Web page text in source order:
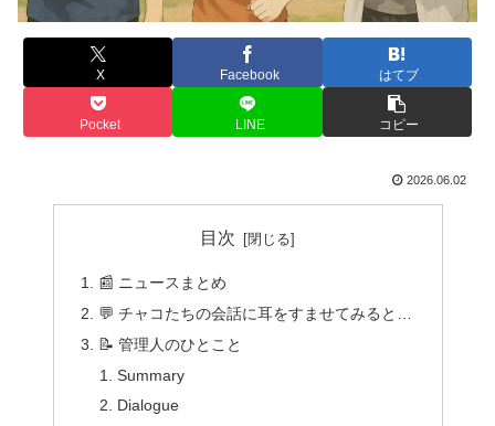
X Facebook はてブ
Pocket LINE コピー
2026.06.02
目次
📰 ニュースまとめ
💬 チャコたちの会話に耳をすませてみると…
📝 管理人のひとこと
Summary
Dialogue